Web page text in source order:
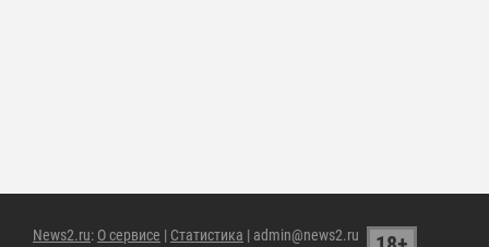
News2.ru: О сервисе | Статистика | admin@news2.ru